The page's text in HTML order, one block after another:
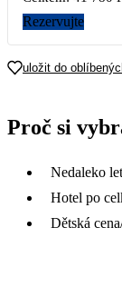
Rezervujte
uložit do
Proč si
Nedaleko
Hotel po
Dětská